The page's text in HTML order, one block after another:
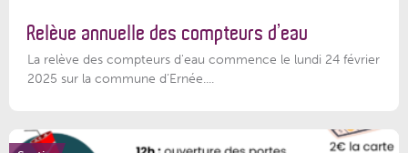
Relève annuelle des compteurs d’eau
La relève des compteurs d'eau commence le lundi 24 février
2025 sur la commune d’Ernée....